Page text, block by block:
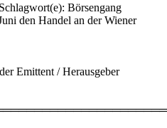
Börsengang
den Handel an der Wiener
Emittent / Herausgeber